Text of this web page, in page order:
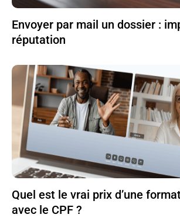
Envoyer par mail un dossier :
réputation
Quel est le vrai prix d’une
avec le CPF ?